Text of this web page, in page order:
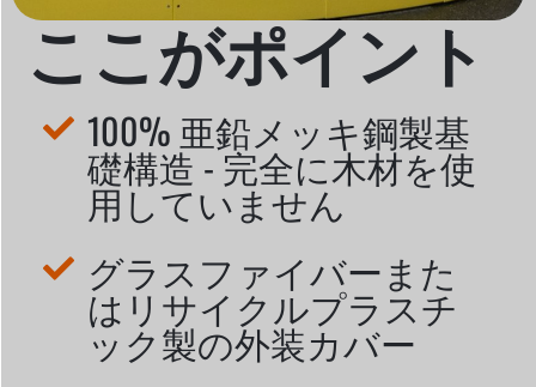
ここがポイント
100% 亜鉛メッキ鋼製基
礎構造 - 完全に木材を使
用していません
グラスファイバーまた
はリサイクルプラスチ
ック製の外装カバー